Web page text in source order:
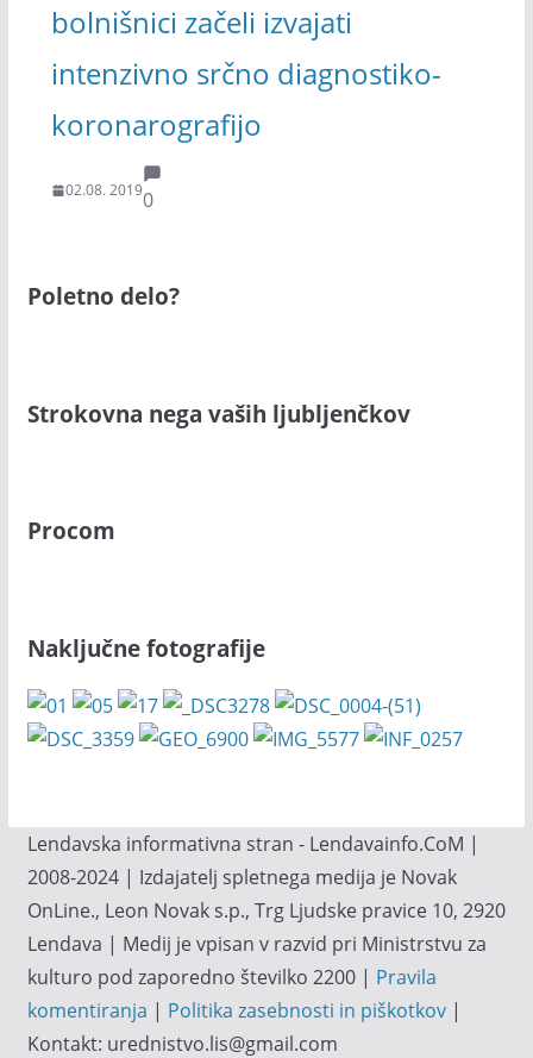
bolnišnici začeli izvajati
intenzivno srčno diagnostiko-
koronarografijo
02.08. 20190
Poletno delo?
Strokovna nega vaših ljubljenčkov
Procom
Naključne fotografije
Lendavska informativna stran - Lendavainfo.CoM |
2008-2024 | Izdajatelj spletnega medija je Novak
OnLine., Leon Novak s.p., Trg Ljudske pravice 10, 2920
Lendava | Medij je vpisan v razvid pri Ministrstvu za
kulturo pod zaporedno številko 2200 | Pravila
komentiranja | Politika zasebnosti in piškotkov|
Kontakt: urednistvo.lis@gmail.com